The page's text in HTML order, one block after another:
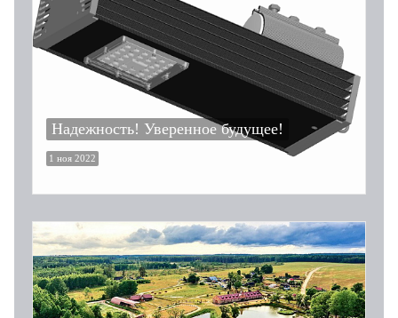
Надежность! Уверенное будущее!
1 ноя 2022